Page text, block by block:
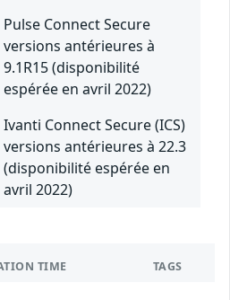
Pulse Connect Secure
versions antérieures à
9.1R15 (disponibilité
espérée en avril 2022)
Ivanti Connect Secure (ICS)
versions antérieures à 22.3
(disponibilité espérée en
avril 2022)
TIME TAGS